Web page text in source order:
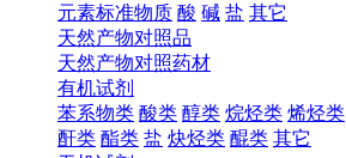
元素标准物质 酸 碱 盐 其它
天然产物对照品
天然产物对照药材
有机试剂
苯系物类 酸类 醇类 烷烃类 烯烃类
酐类 酯类 盐 炔烃类 醌类 其它